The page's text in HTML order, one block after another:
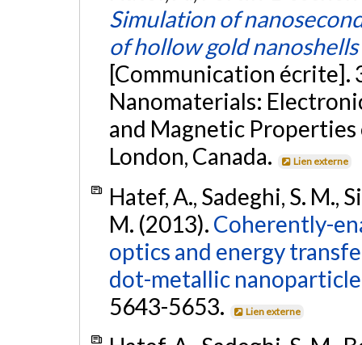
Simulation of
of hollow gold
[Communication
Nanomaterials:
and Magnetic
London, Canada.
Lien externe
Hatef, A., Sadeghi, S. M.,
M. (2013). Coherently-
optics and energy
dot-metallic nanoparticle
5643-5653.
Lien externe